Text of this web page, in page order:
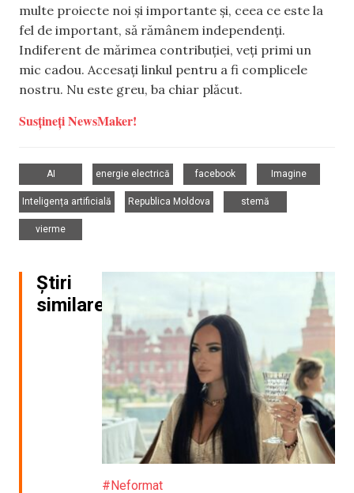
multe proiecte noi și importante și, ceea ce este la
fel de important, să rămânem independenți.
Indiferent de mărimea contribuției, veți primi un
mic cadou. Accesați linkul pentru a fi complicele
nostru. Nu este greu, ba chiar plăcut.
Susțineți NewsMaker!
AI
energie electrică
facebook
Imagine
Inteligența artificială
Republica Moldova
stemă
vierme
Știri
similare
#Neformat